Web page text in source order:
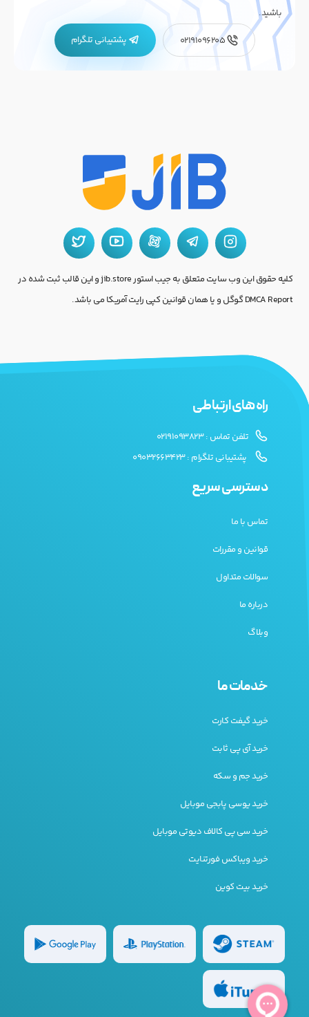
باشید.
02191096205
پشتیبانی تلگرام
کلیه حقوق این وب سایت متعلق به جیب استور jib.store و این قالب ثبت شده در
DMCA Report گوگل و یا همان قوانین کپی رایت آمریکا می باشد.
راه های ارتباطی
تلفن تماس : 02191093823
پشتیبانی تلگرام : 09032663423
دسترسی سریع
تماس با ما
قوانین و مقررات
سوالات متداول
درباره ما
وبلاگ
خدمات ما
خرید گیفت کارت
خرید آی پی ثابت
خرید جم و سکه
خرید یوسی پابجی موبایل
خرید سی پی کالاف دیوتی موبایل
خرید ویباکس فورتنایت
خرید بیت کوین